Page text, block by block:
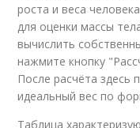
роста и веса
для оценки массы
вычислить
нажмите кнопку
После расчёта здесь
идеальный вес по
Таблица